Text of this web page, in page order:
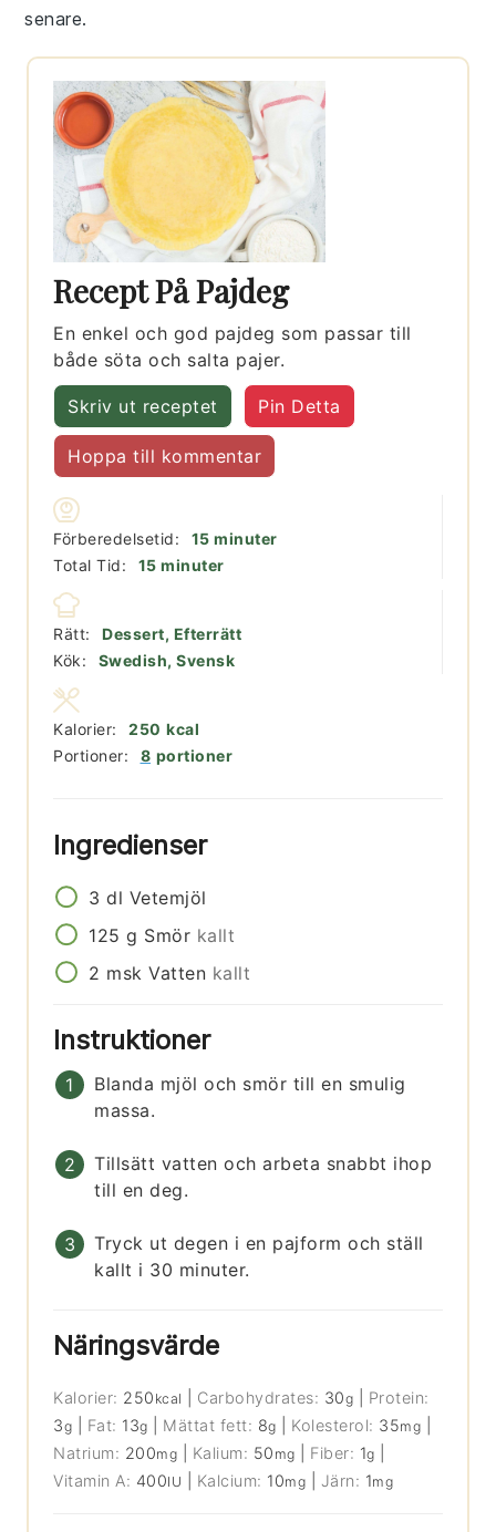
senare.
Recept På Pajdeg
En enkel och god pajdeg som passar till
både söta och salta pajer.
Skriv ut receptet Pin Detta
Hoppa till kommentar
Förberedelsetid: 15minuter
minuter
Total Tid:
15minuter
minuter
Rätt:
Dessert, Efterrätt
Kök:
Swedish, Svensk
Portioner: 8 portioner
Kalorier: 250 kcal
Ingredienser
3 dl Vetemjöl
125 g Smör kallt
2 msk Vatten kallt
Instruktioner
Blanda mjöl och smör till en smulig
massa.
Tillsätt vatten och arbeta snabbt ihop
till en deg.
Tryck ut degen i en pajform och ställ
kallt i 30 minuter.
Näringsvärde
Kalorier: 250 kcal Carbohydrates: 30g
Protein:
3g Fat: 13g Mättat fett: 8g Kolesterol: 35mg
Natrium: 200mg Kalium: 50 mg Fiber: 1g
Vitamin A: 400IU Kalcium: 10mg Järn: 1mg